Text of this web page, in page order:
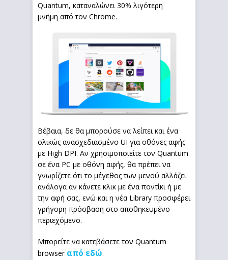
Quantum, καταναλώνει 30% λιγότερη
μνήμη από τον Chrome.
Βέβαια, δε θα μπορούσε να λείπει και ένα
ολικώς ανασχεδιασμένο UI για οθόνες αφής
με High DPI. Αν χρησιμοποιείτε τον Quantum
σε ένα PC με οθόνη αφής, θα πρέπει να
γνωρίζετε ότι το μέγεθος των μενού αλλάζει
ανάλογα αν κάνετε κλικ με ένα ποντίκι ή με
την αφή σας, ενώ και η νέα Library προσφέρει
γρήγορη πρόσβαση στο αποθηκευμένο
περιεχόμενο.
Μπορείτε να κατεβάσετε τον Quantum
browser από εδώ.